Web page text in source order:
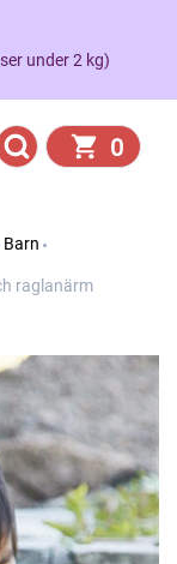
under 2 kg)
0
Barn
raglanärm